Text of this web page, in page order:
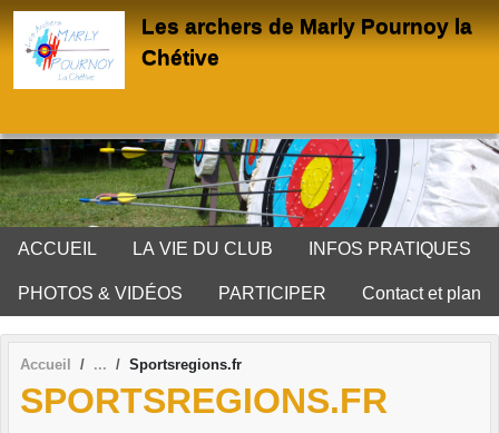
Les archers de Marly Pournoy la
Chétive
ACCUEIL LA VIE DU CLUB INFOS PRATIQUES
PHOTOS & VIDÉOS PARTICIPER Contact et plan
Accueil Sportsregions.fr
SPORTSREGIONS.FR
Panneau de gestion des cookies